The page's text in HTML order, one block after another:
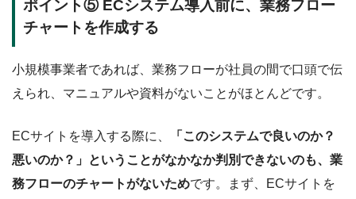
ポイント⑤ ECシステム導入前に、業務フロー
チャートを作成する
小規模事業者であれば、業務フローが社員の間で口頭で伝
えられ、マニュアルや資料がないことがほとんどです。
ECサイトを導入する際に、
「このシステムで良いのか？
悪いのか？」ということがなかなか判別できないのも、業
務フローのチャートがないためです。まず、ECサイトを